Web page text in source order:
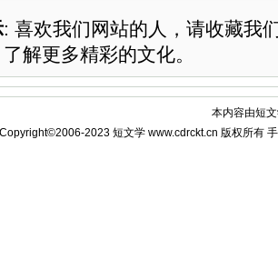
: 喜欢我们网站的人，请收藏我
解更多精彩的文化。
本内容由短
Copyright©2006-2023 短文学 www.cdrckt.cn 版权所有